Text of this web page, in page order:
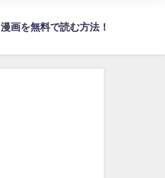
漫画を無料で読む方法！